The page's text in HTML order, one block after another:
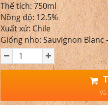
Thể tích: 750ml
Nồng độ: 12.5%
Xuất xứ: Chile
Giống nho: Sauvignon Blanc